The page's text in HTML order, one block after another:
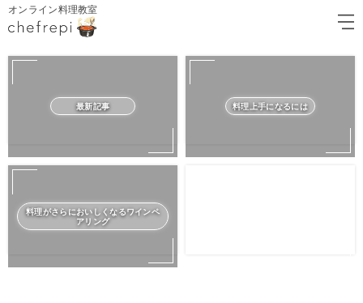
オンライン料理教室
最新記事 料理上手になるには
料理がさらにおいしくなるワインペ
アリング